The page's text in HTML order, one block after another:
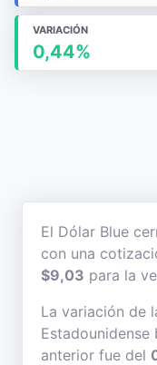
VARIACIÓN
0,44%
El Dólar Blue
con una
$9,03 para la
La variación de
anterior fue del